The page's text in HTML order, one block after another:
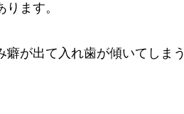
ます。
が出て入れ歯が傾いてし